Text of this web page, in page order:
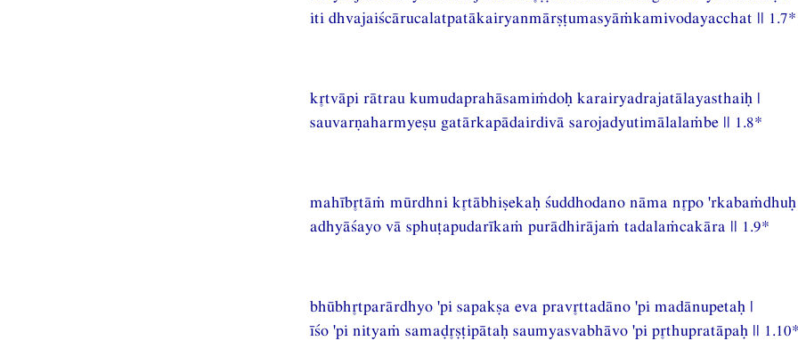
iti dhvajaiścārucalatpatākairyanmārṣṭumasyāṁkamivodayacchat || 1.7*
ktvāpi rātrau kumudaprahāsamiṁdoḥ karairyadrajatālayasthaiḥ |
sauvarṇaharmyeṣu gatārkapādairdivā sarojadyutimālalaṁbe || 1.8*
mahībtāṁ mūrdhni ktābhiṣekaḥ śuddhodano nāma npo
adhyāśayo vā sphuṭapudarīkaṁ purādhirājaṁ tadalaṁcakāra || 1.9*
bhūbhtparārdhyo 'pi sapakṣa eva pravttadāno 'pi madānupetaḥ |
īśo 'pi nityaṁ samaḍṣṭipātaḥ saumyasvabhāvo 'pi pthupratāpaḥ ||